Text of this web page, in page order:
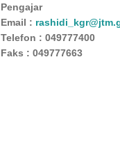
Pengajar
Email :
Telefon : 049777400
Faks : 049777663